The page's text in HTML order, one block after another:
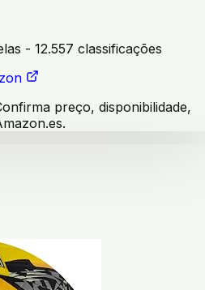
- 12.557 classificações
preço, disponibilidade,